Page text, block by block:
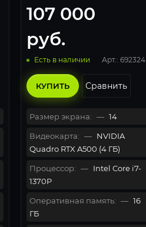
Black
107 000
руб.
Есть в наличии Арт.: 692324
КУПИТЬ Сравнить
Размер экрана: — 14
Видеокарта: — NVIDIA
Quadro RTX A500 (4 ГБ)
Процессор: — Intel Core i7-
1370P
Оперативная память: — 16
ГБ